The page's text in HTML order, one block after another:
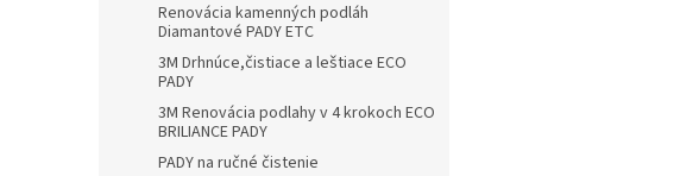
Renovácia kamenných podláh
Diamantové PADY ETC
3M Drhnúce,čistiace a leštiace ECO
PADY
3M Renovácia podlahy v 4 krokoch ECO
BRILIANCE PADY
PADY na ručné čistenie